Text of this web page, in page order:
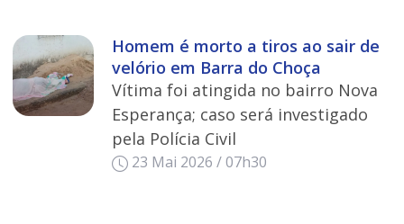
Homem é morto a tiros ao sair de
velório em Barra do Choça
Vítima foi atingida no bairro Nova
Esperança; caso será investigado
pela Polícia Civil
23 Mai 2026 / 07h30